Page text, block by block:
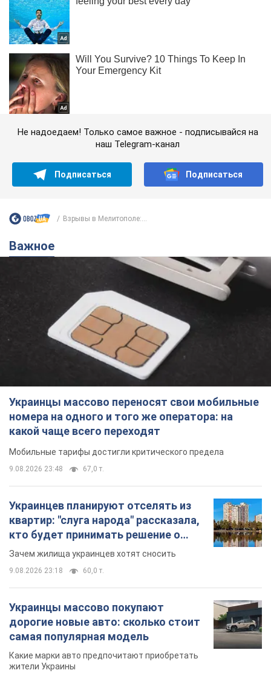
Не надоедаем! Только самое важное - подписывайся на
наш Telegram-канал
Подписаться Подписаться
Взрывы в Мелитополе:...
Важное
Украинцы массово переносят свои мобильные
номера на одного и того же оператора: на
какой чаще всего переходят
Мобильные тарифы достигли критического предела
9.08.2026 23:48 67,0 т.
Украинцев планируют отселять из
квартир: "слуга народа" рассказала,
кто будет принимать решение о
сносе домов
Зачем жилища украинцев хотят сносить
9.08.2026 23:18 60,0 т.
Украинцы массово покупают
дорогие новые авто: сколько стоит
самая популярная модель
Какие марки авто предпочитают приобретать
жители Украины